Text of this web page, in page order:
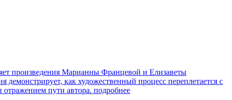
произведения Марианны Францевой и Елизаветы
как художественный процесс переплетается с
отражением пути автора. подробнее